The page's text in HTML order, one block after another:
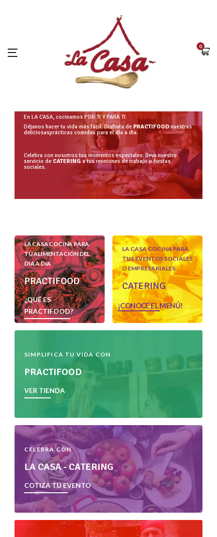
0
En LA CASA, cocinamos POR TI Y PARA TI.
Déjanos hacer tu vida más fácil: Disfruta de PRACTIFOOD nuestras
deliciosasprácticas comidas para el día a día.
Celebra con nosotros tus momentos especiales: lleva nuestro
servicio de CATERING a tus reuniones de trabajo o fiestas
sociales.
LA CASA COCINA PARA
TU ALIMENTACIÓN DEL
DIA A DIA
PRACTIFOOD
¿QUÉ ES
PRACTIFOOD?
LA CASA COCINA PARA
TUS EVENTOS SOCIALES
O EMPRESARIALES
CATERING
¡CONOCE EL MENÚ!
SIMPLIFICA TU VIDA CON
PRACTIFOOD
VER TIENDA
CELEBRA CON
LA CASA - CATERING
COTIZA TU EVENTO